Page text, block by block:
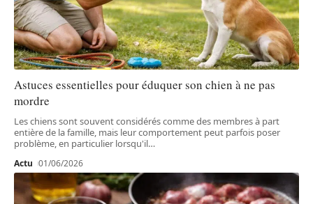
Astuces essentielles pour éduquer son chien à ne pas
mordre
Les chiens sont souvent considérés comme des membres à part
entière de la famille, mais leur comportement peut parfois poser
problème, en particulier lorsqu'il…
Actu 01/06/2026